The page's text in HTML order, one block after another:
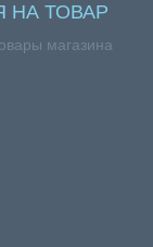
НА ТОВАР
магазина